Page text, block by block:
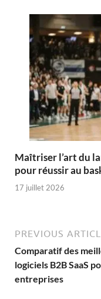
Maîtriser l’art du
pour réussir au
17 juillet 2026
PREVIOUS
Comparatif des
logiciels B2B SaaS
entreprises